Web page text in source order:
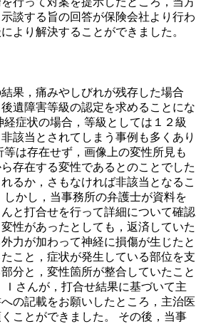
談する旨の回答が保険会社より行わ
より解決することができました。
果，痛みやしびれが残存した場合
遺障害等級の認定を求めることにな
経症状の場合，等級としては１２級
該当とされてしまう事例も多くあり
等は存在せず，画像上の変性所見も
存在する変性であるとのことでした
るか，さもなければ非該当となるこ
しかし，当事務所の弁護士が資料を
と打合せを行って詳細について確認
性があったとしても，返済していた
力が加わって神経に損傷が生じたと
こと，症状が発生している部位を支
分と，変性箇所が整合していたこと
Ｉさんが，打合せ結果に基づいて主
の記載をお願いしたところ，主治医
ことができました。 その後，当事